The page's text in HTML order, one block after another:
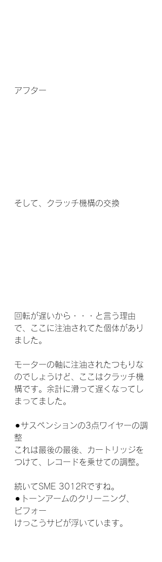
アフター
そして、クラッチ機構の交換
回転が遅いから・・・と言う理由
で、ここに注油されてた個体があり
ました。
モーターの軸に注油されたつもりな
のでしょうけど、ここはクラッチ機
構です。余計に滑って遅くなってし
まってました。
⚫︎サスペンションの3点ワイヤーの調
整
これは最後の最後、カートリッジを
つけて、レコードを乗せての調整。
続いてSME 3012Rですね。
⚫︎トーンアームのクリーニング、
ビフォー
けっこうサビが浮いています。